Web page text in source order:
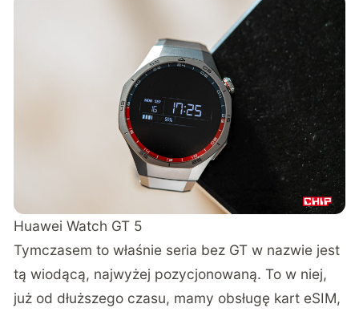
Huawei Watch GT 5
Tymczasem to właśnie seria bez GT w nazwie jest
tą wiodącą, najwyżej pozycjonowaną. To w niej,
już od dłuższego czasu, mamy obsługę kart eSIM,